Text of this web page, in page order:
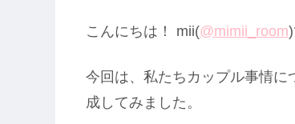
こんにちは！ mii(@mimii_room
今回は、私たちカップル事情
成してみました。